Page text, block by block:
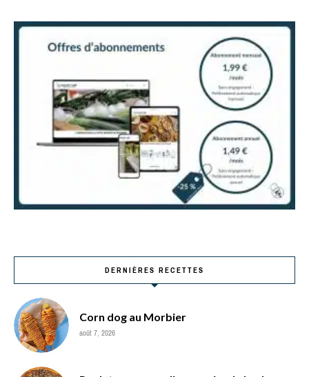
DERNIÈRES RECETTES
Corn dog au Morbier
août 7, 2026